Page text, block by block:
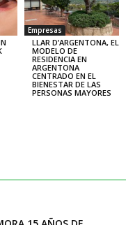
Empresas
LLAR D’ARGENTONA, EL
MODELO DE
RESIDENCIA EN
ARGENTONA
CENTRADO EN EL
BIENESTAR DE LAS
PERSONAS MAYORES